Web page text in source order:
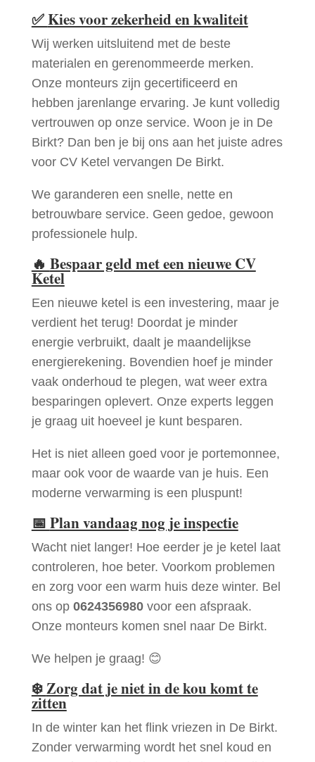
✅Kies voor zekerheid en kwaliteit
Wij werken uitsluitend met de beste
materialen en gerenommeerde merken.
Onze monteurs zijn gecertificeerd en
hebben jarenlange ervaring. Je kunt volledig
vertrouwen op onze service. Woon je in De
Birkt? Dan ben je bij ons aan het juiste adres
voor CV Ketel vervangen De Birkt.
We garanderen een snelle, nette en
betrouwbare service. Geen gedoe, gewoon
professionele hulp.
🔥 Bespaar geld met een nieuwe CV
Ketel
Een nieuwe ketel is een investering, maar je
verdient het terug! Doordat je minder
energie verbruikt, daalt je maandelijkse
energierekening. Bovendien hoef je minder
vaak onderhoud te plegen, wat weer extra
besparingen oplevert. Onze experts leggen
je graag uit hoeveel je kunt besparen.
Het is niet alleen goed voor je portemonnee,
maar ook voor de waarde van je huis. Een
moderne verwarming is een pluspunt!
📅 Plan vandaag nog je inspectie
Wacht niet langer! Hoe eerder je je ketel laat
controleren, hoe beter. Voorkom problemen
en zorg voor een warm huis deze winter. Bel
ons op 0624356980voor een afspraak.
Onze monteurs komen snel naar De Birkt.
We helpen je graag! 😊
❄️Zorg dat je niet in de kou komt te
zitten
In de winter kan het flink vriezen in De Birkt.
Zonder verwarming wordt het snel koud en